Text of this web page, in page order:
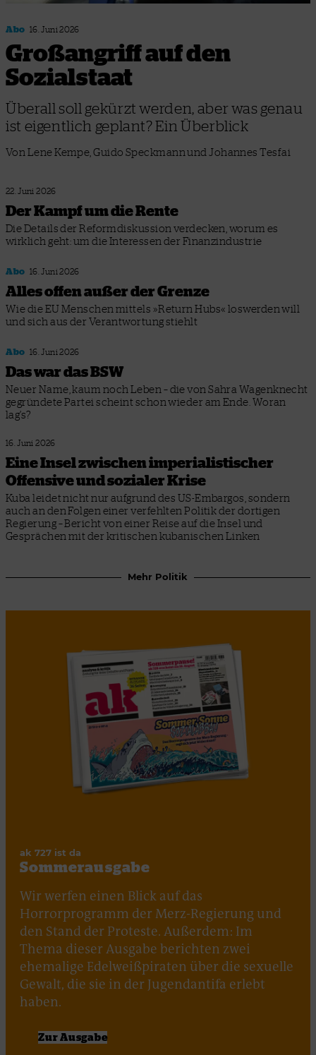
Abo 16. Juni 2026
Großangriff auf den
Sozialstaat
Überall soll gekürzt werden, aber was genau
ist eigentlich geplant? Ein Überblick
Von Lene Kempe, Guido Speckmann und Johannes Tesfai
22. Juni 2026
Der Kampf um die Rente
Die Details der Reformdiskussion verdecken, worum es
wirklich geht: um die Interessen der Finanzindustrie
Abo 16. Juni 2026
Alles offen außer der Grenze
Wie die EU Menschen mittels »Return Hubs« loswerden will
und sich aus der Verantwortung stiehlt
Abo 16. Juni 2026
Das war das BSW
Neuer Name, kaum noch Leben – die von Sahra Wagenknecht
gegründete Partei scheint schon wieder am Ende. Woran
lag’s?
16. Juni 2026
Eine Insel zwischen imperialistischer
Offensive und sozialer Krise
Kuba leidet nicht nur aufgrund des US-Embargos, sondern
auch an den Folgen einer verfehlten Politik der dortigen
Regierung – Bericht von einer Reise auf die Insel und
Gesprächen mit der kritischen kubanischen Linken
Mehr Politik
ak 727 ist da
Sommerausgabe
Wir werfen einen Blick auf das
Horrorprogramm der Merz-Regierung und
den Stand der Proteste. Außerdem: Im
Thema dieser Ausgabe berichten zwei
ehemalige Edelweißpiraten über die sexuelle
Gewalt, die sie in der Jugendantifa erlebt
haben.
Zur Ausgabe